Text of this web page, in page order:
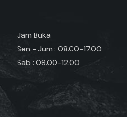
Jam Buka
Sen - Jum : 08.00-17.00
Sab : 08.00-12.00